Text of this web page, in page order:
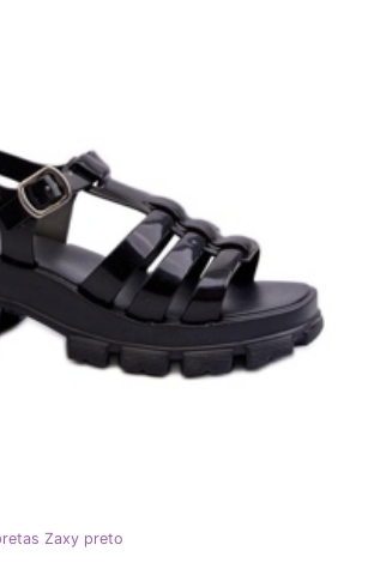
Zaxy preto